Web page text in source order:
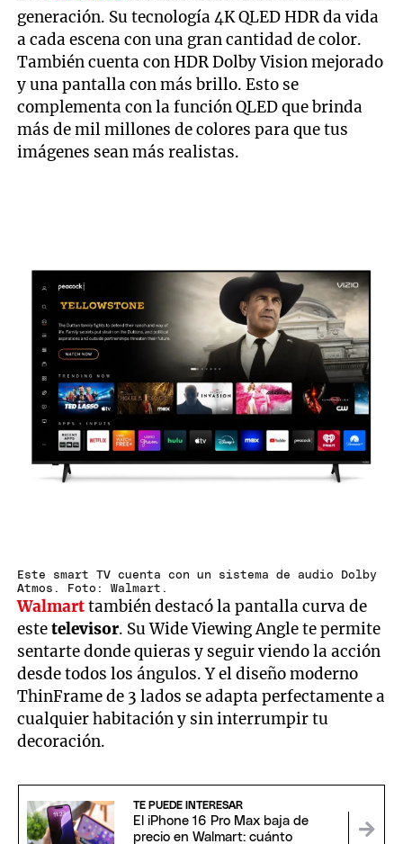
generación. Su tecnología 4K QLED HDR da vida
a cada escena con una gran cantidad de color.
También cuenta con HDR Dolby Vision mejorado
y una pantalla con más brillo. Esto se
complementa con la función QLED que brinda
más de mil millones de colores para que tus
imágenes sean más realistas.
Este smart TV cuenta con un sistema de audio Dolby
Atmos. Foto: Walmart.
Walmarttambién destacó la pantalla curva de
estetelevisor. Su Wide Viewing Angle te permite
sentarte donde quieras y seguir viendo la acción
desde todos los ángulos. Y el diseño moderno
ThinFrame de 3 lados se adapta perfectamente a
cualquier habitación y sin interrumpir tu
decoración.
TE PUEDE INTERESAR
El iPhone 16 Pro Max baja de
precio en Walmart: cuánto